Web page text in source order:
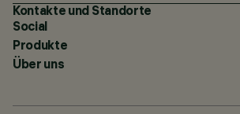
Kontakte und Standorte
Social
Produkte
Über uns